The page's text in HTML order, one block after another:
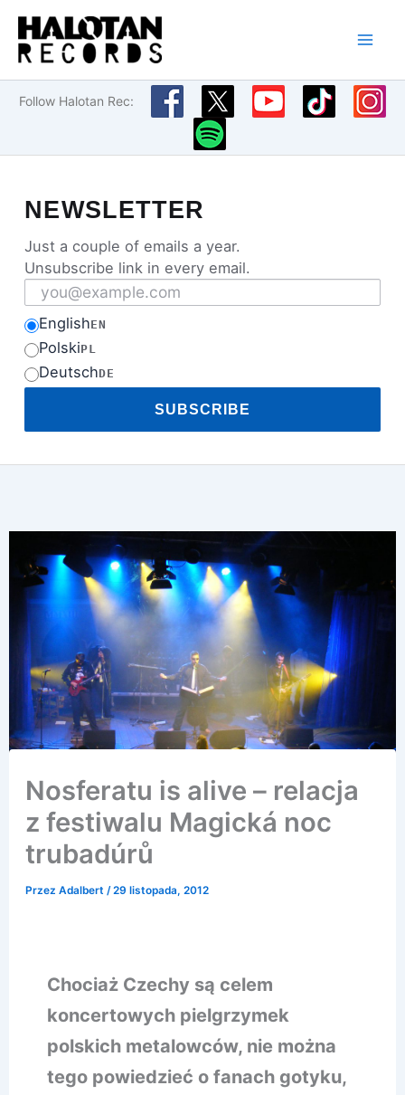
Przejdź
do
treści
Follow Halotan Rec:
NEWSLETTER
Just a couple of emails a year.
Unsubscribe link in every email.
Email address
EnglishEN
PolskiPL
DeutschDE
SUBSCRIBE
Nosferatu is alive – relacja
z festiwalu Magická noc
trubadúrů
PrzezAdalbert/29 listopada, 2012
Chociaż Czechy są celem
koncertowych pielgrzymek
polskich metalowców, nie można
tego powiedzieć o fanach gotyku,